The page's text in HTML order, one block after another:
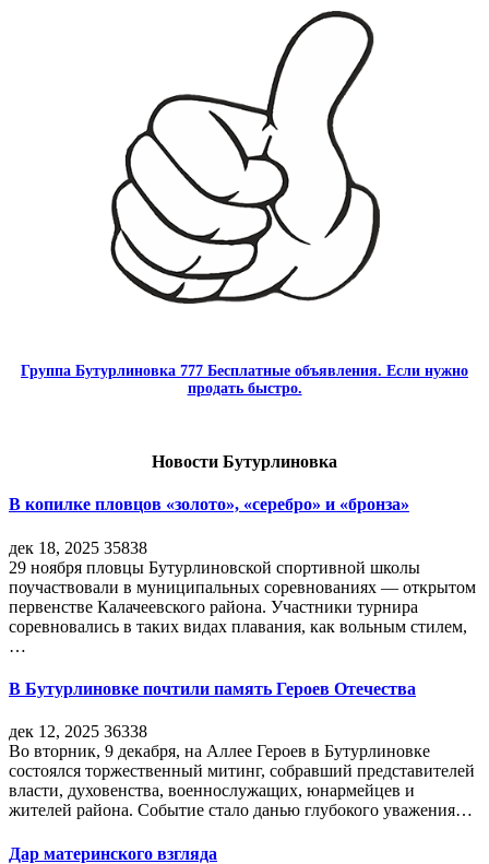
Группа Бутурлиновка 777 Бесплатные объявления. Если нужно
продать быстро.
Новости Бутурлиновка
В копилке пловцов «золото», «серебро» и «бронза»
дек 18, 2025 35838
29 ноября пловцы Бутурлиновской спортивной школы
поучаствовали в муниципальных соревнованиях — открытом
первенстве Калачеевского района. Участники турнира
соревновались в таких видах плавания, как вольным стилем,
…
В Бутурлиновке почтили память Героев Отечества
дек 12, 2025 36338
Во вторник, 9 декабря, на Аллее Героев в Бутурлиновке
состоялся торжественный митинг, собравший представителей
власти, духовенства, военнослужащих, юнармейцев и
жителей района. Событие стало данью глубокого уважения…
Дар материнского взгляда